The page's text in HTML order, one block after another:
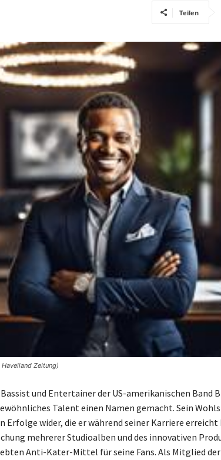
Teilen
Zeitung)
und Entertainer der US-amerikanischen Band
Talent einen Namen gemacht. Sein
Erfolge wider, die er während seiner Karriere
mehrerer Studioalben und des innovativen
Anti-Kater-Mittel für seine Fans. Als Mitglied